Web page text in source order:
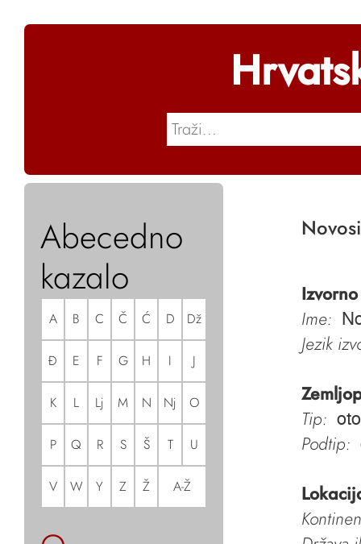
Abecedno
kazalo
A B C Č Ć D Dž
Đ E F G H I J
K L Lj M N Nj O
P Q R S Š T U
V W Y Z Ž A-Ž
Ime:
Jezik
Tip:
Podtip: